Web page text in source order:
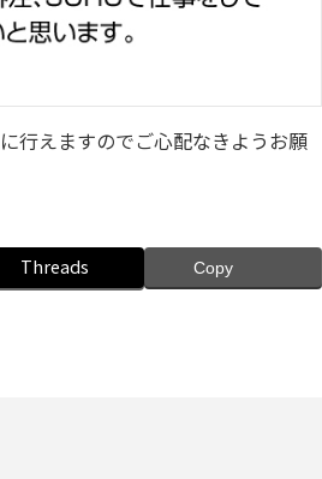
行えますのでご心配なきようお願
Threads Copy